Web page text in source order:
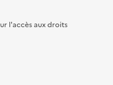
l'accès aux droits